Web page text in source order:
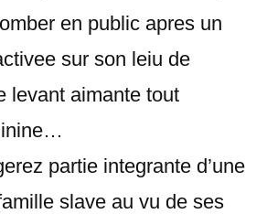
en public apres un
sur son leiu de
aimante tout
partie integrante d’une
slave au vu de ses